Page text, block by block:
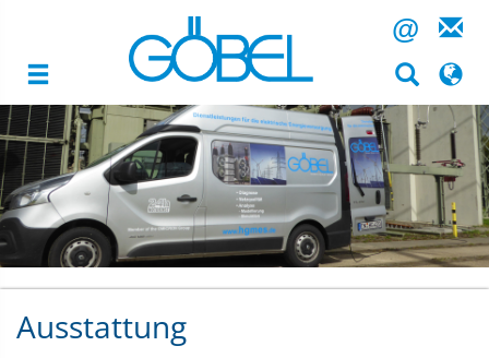
Hubert
Göbel
GmbH
@
Image
Inhalt
Highlight
Ausstattung